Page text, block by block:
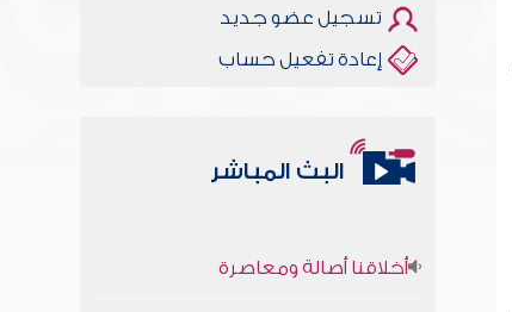
تسجيل عضو جديد
إعادة تفعيل حساب
البث المباشر